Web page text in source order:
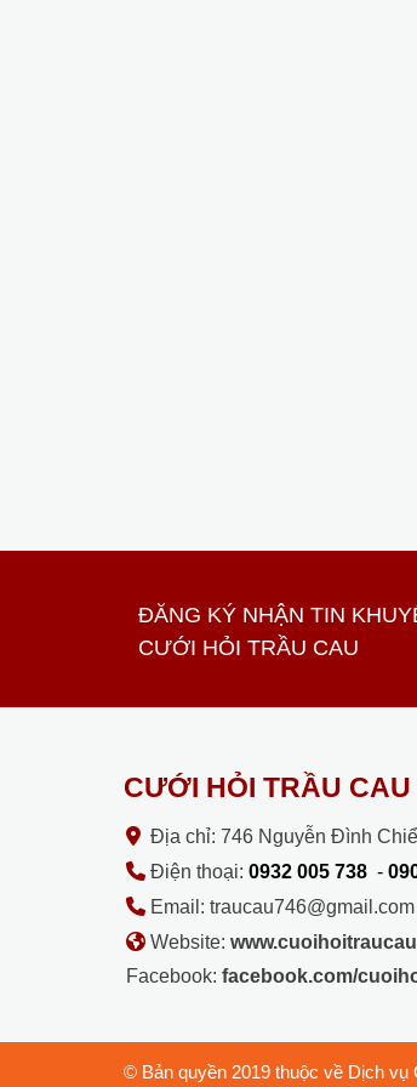
ĐĂNG KÝ NHẬN TIN
CƯỚI HỎI TRẦU CAU
CƯỚI HỎI TRẦU CAU
Địa chỉ: 746 Nguyễn Đình
Điện thoại: 0932 005 738 -
Email: traucau746@gmail.com
Website:
Facebook: facebook.com/
© Bản quyền 2019 thuộc về Dịch vụ